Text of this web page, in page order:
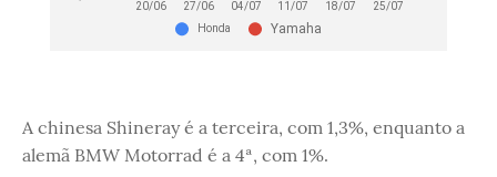
A chinesa Shineray é a terceira, com 1,3%, enquanto a
alemã BMW Motorrad é a 4ª, com 1%.